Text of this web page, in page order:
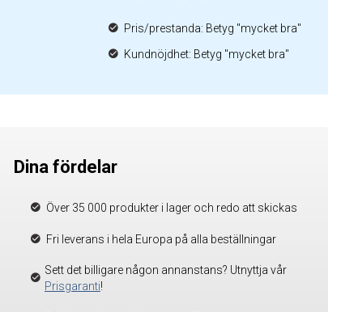
Pris/prestanda: Betyg "mycket bra"
Kundnöjdhet: Betyg "mycket bra"
Dina fördelar
Över 35 000 produkter i lager och redo att skickas
Fri leverans i hela Europa på alla beställningar
Sett det billigare någon annanstans? Utnyttja vår
Prisgaranti!